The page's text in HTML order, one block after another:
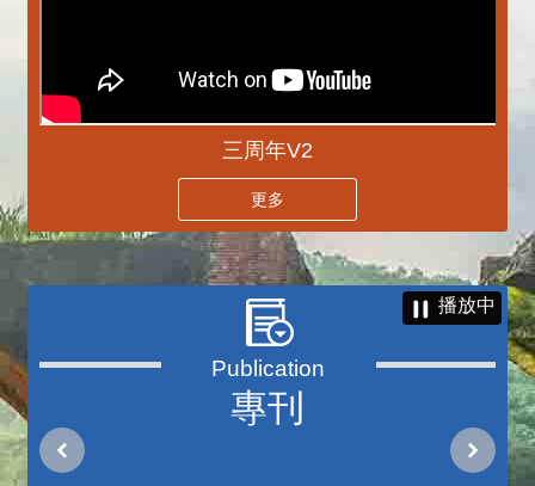
三周年V2
更多
專刊
播放中